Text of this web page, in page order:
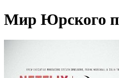
Мир Юрского